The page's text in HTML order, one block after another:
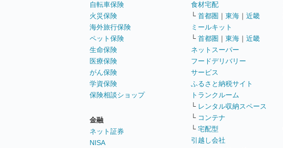
自転車保険
火災保険
海外旅行保険
ペット保険
生命保険
医療保険
がん保険
学資保険
保険相談ショップ
金融
ネット証券
NISA
食材宅配
└ 首都圏 ｜ 東海 ｜ 近畿
ミールキット
└ 首都圏 ｜ 東海 ｜ 近畿
ネットスーパー
フードデリバリー
サービス
ふるさと納税サイト
トランクルーム
└ レンタル収納スペース
└ コンテナ
└ 宅配型
引越し会社